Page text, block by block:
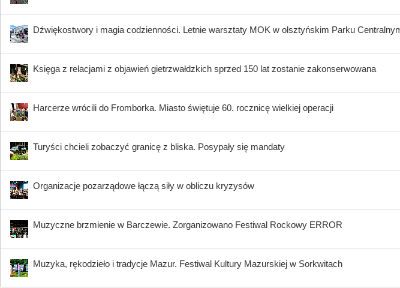
Dźwiękostwory i magia codzienności. Letnie warsztaty MOK w olsztyńskim Parku
Księga z relacjami z objawień gietrzwałdzkich sprzed 150 lat zostanie zakonserwowana
Harcerze wrócili do Fromborka. Miasto świętuje 60. rocznicę wielkiej operacji
Turyści chcieli zobaczyć granicę z bliska. Posypały się mandaty
Organizacje pozarządowe łączą siły w obliczu kryzysów
Muzyczne brzmienie w Barczewie. Zorganizowano Festiwal Rockowy ERROR
Muzyka, rękodzieło i tradycje Mazur. Festiwal Kultury Mazurskiej w Sorkwitach